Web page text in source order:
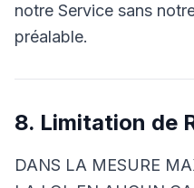
notre Service sans
préalable.
8. Limitation de
DANS LA MESURE